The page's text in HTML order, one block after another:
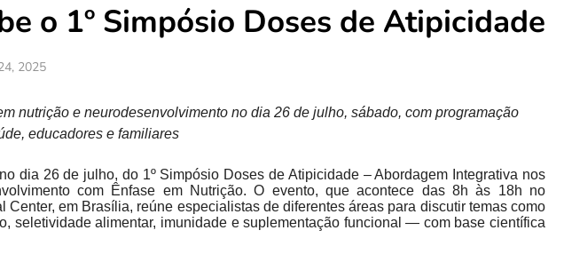
o 1º Simpósio Doses de Atipicidade
2025
nutrição e neurodesenvolvimento no dia 26 de julho, sábado, com programação
educadores e familiares
dia 26 de julho, do 1º Simpósio Doses de Atipicidade – Abordagem Integrativa nos
com Ênfase em Nutrição. O evento, que acontece das 8h às 18h no
Center, em Brasília, reúne especialistas de diferentes áreas para discutir temas como
seletividade alimentar, imunidade e suplementação funcional — com base científica